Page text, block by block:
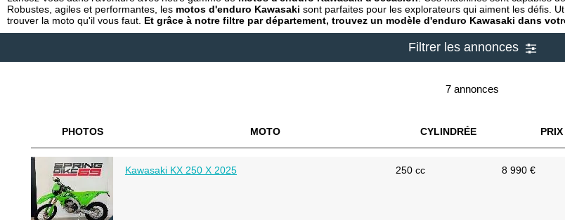
Robustes, agiles et performantes, les motos d'enduro Kawasaki sont parfaites pour les explorateurs qui aiment les défis.
trouver la moto qu'il vous faut. Et grâce à notre filtre par département, trouvez un modèle d'enduro Kawasaki dans
Filtrer les annonces
7 annonces
PHOTOS MOTO CYLINDRÉE PRIX
Kawasaki KX 250 X 2025 250 cc 8 990 €